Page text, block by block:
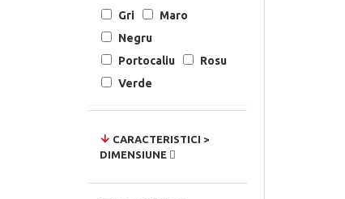
Gri
Maro
Negru
Portocaliu
Rosu
Verde
CARACTERISTICI >
DIMENSIUNE